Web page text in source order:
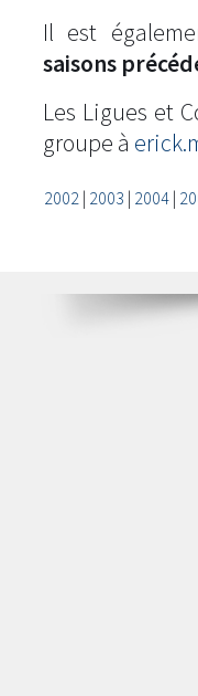
Il est
saisons
Les Ligues et
groupe à
2002| 2003 | 2004|